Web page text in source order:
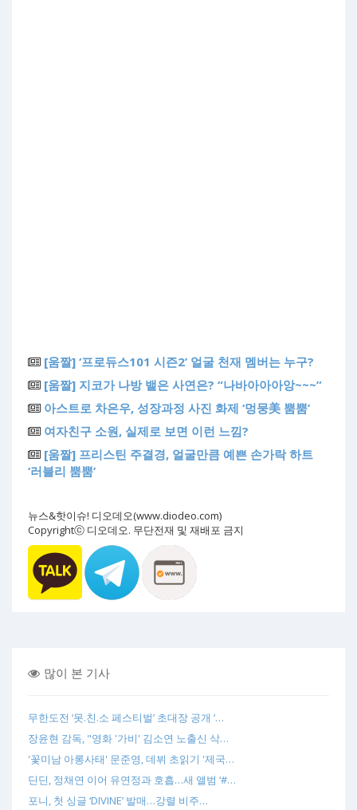
[움짤] ‘프로듀스101 시즌2’ 얼굴 천재 멤버는 누구?
[움짤] 지코가 나방 뱉은 사연은? “나바아아아앙~~~”
아스트로 차은우, 성장과정 사진 화제 ‘멍뭉美 뿜뿜’
여자친구 소원, 실제로 보면 이런 느낌?
[움짤] 프리스틴 주결경, 얼굴만큼 예쁜 손가락 하트
‘러블리 뿜뿜’
뉴스&핫이슈! 디오데오(www.diodeo.com)
Copyrightⓒ 디오데오. 무단전재 및 재배포 금지
많이 본 기사
무한도전 ‘못.친.소 페스티벌’ 초대장 공개 ‘…
장윤현 감독, "영화 '가비' 김소연 노출신 삭…
'꽃미남 아롱사태' 문준영, 데뷔 초읽기 '제국…
딘딘, 정채연 이어 유연정과 호흡…새 앨범 ‘#…
포니, 첫 싱글 ‘DIVINE’ 발매…강렬 비주…